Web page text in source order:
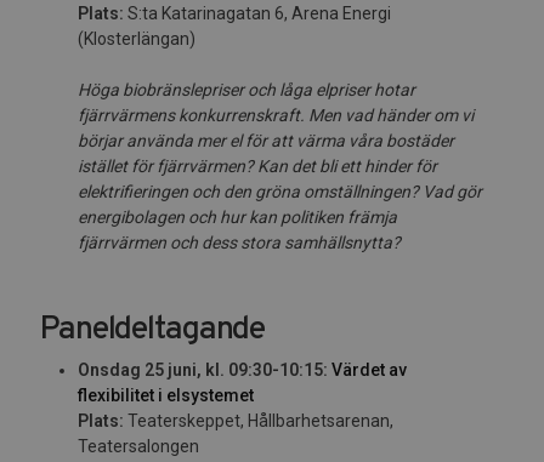
Plats: S:ta Katarinagatan 6, Arena Energi
(Klosterlängan)
Höga biobränslepriser och låga elpriser hotar
fjärrvärmens konkurrenskraft. Men vad händer om vi
börjar använda mer el för att värma våra bostäder
istället för fjärrvärmen? Kan det bli ett hinder för
elektrifieringen och den gröna omställningen? Vad gör
energibolagen och hur kan politiken främja
fjärrvärmen och dess stora samhällsnytta?
Paneldeltagande
Onsdag 25 juni, kl. 09:30-10:15: Värdet av
flexibilitet i elsystemet
Plats: Teaterskeppet, Hållbarhetsarenan,
Teatersalongen